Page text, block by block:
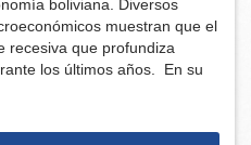
boliviana. Diversos
muestran que el
recesiva que profundiza
los últimos años. En su